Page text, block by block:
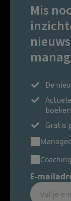
Mis
De
boeken
Gratis
Coaching
E-